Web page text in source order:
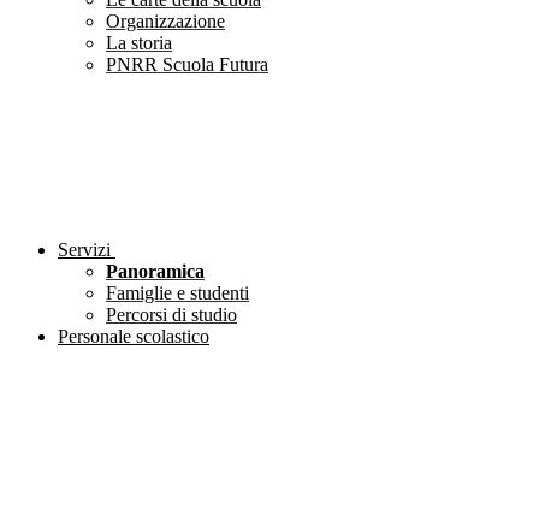
Organizzazione
La storia
PNRR Scuola Futura
Servizi
Panoramica
Famiglie e studenti
Percorsi di studio
Personale scolastico